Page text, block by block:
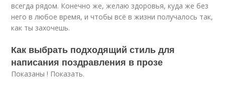
всегда рядом. Конечно же, желаю здоровья, куда же без
него в любое время, и чтобы всё в жизни получалось так,
как ты захочешь.
Как выбрать подходящий стиль для
написания поздравления в прозе
Показаны ! Показать.